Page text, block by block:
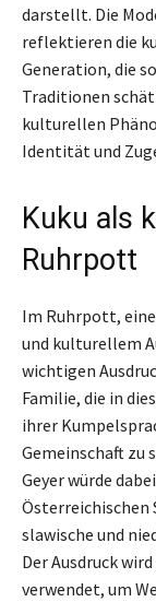
darstellt. Die
reflektieren die
Generation, die
Traditionen
kulturellen
Identität und
Kuku als
Ruhrpott
Im Ruhrpott,
und kulturellem
wichtigen
Familie, die in
ihrer
Gemeinschaft zu
Geyer würde
Österreichischen
slawische und
Der Ausdruck
verwendet, um